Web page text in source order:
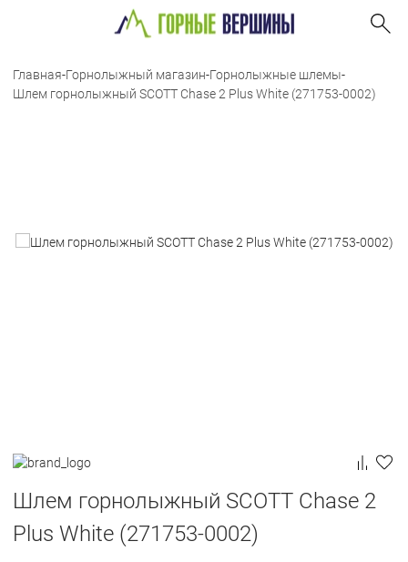
Главная-Горнолыжный магазин-Горнолыжные шлемы-
Шлем горнолыжный SCOTT Chase 2 Plus White (271753-0002)
Шлем горнолыжный SCOTT Chase 2
Plus White (271753-0002)